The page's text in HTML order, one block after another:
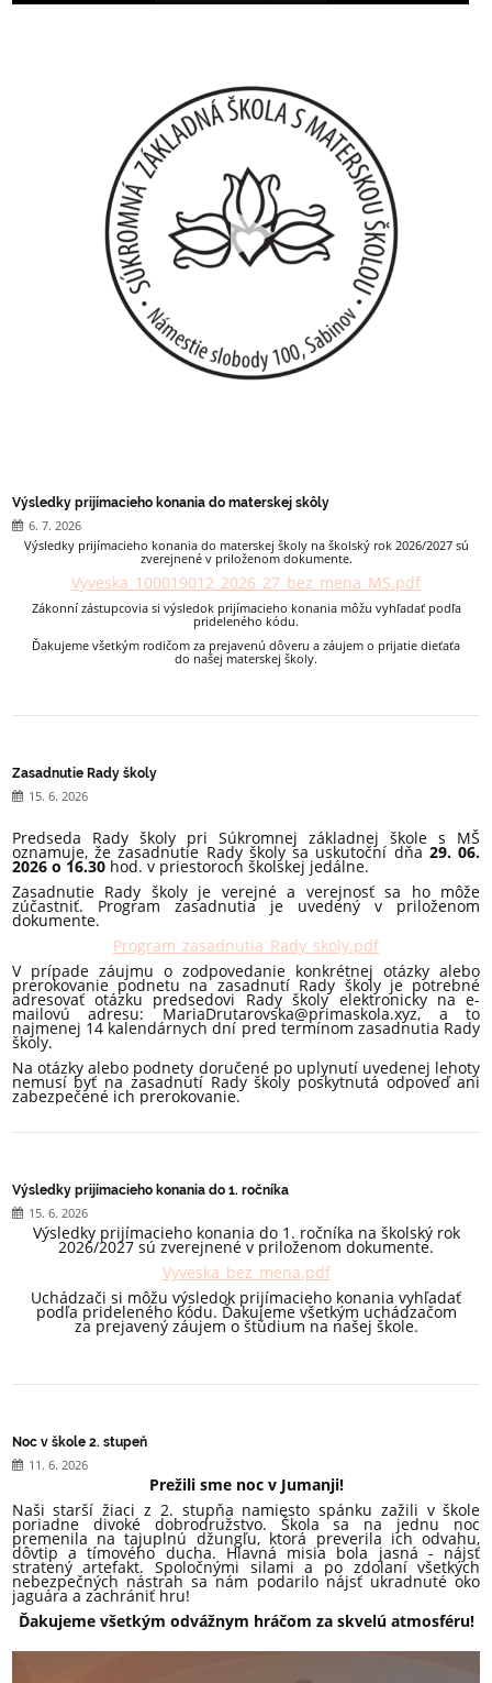
Výsledky prijímacieho konania do materskej skôly
6. 7. 2026
Výsledky prijímacieho konania do materskej školy na školský rok 2026/2027 sú
zverejnené v priloženom dokumente.
Vyveska_100019012_2026_27_bez_mena_MS.pdf
Zákonní zástupcovia si výsledok prijímacieho konania môžu vyhľadať podľa
prideleného kódu.
Ďakujeme všetkým rodičom za prejavenú dôveru a záujem o prijatie dieťaťa
do našej materskej školy.
Zasadnutie Rady školy
15. 6. 2026
Predseda Rady školy pri Súkromnej základnej škole s MŠ
oznamuje, že zasadnutie Rady školy sa uskutoční dňa29. 06.
2026 o 16.30hod. v priestoroch školskej jedálne.
Zasadnutie Rady školy je verejné a verejnosť sa ho môže
zúčastniť. Program zasadnutia je uvedený v priloženom
dokumente.
Program_zasadnutia_Rady_skoly.pdf
V prípade záujmu o zodpovedanie konkrétnej otázky alebo
prerokovanie podnetu na zasadnutí Rady školy je potrebné
adresovať otázku predsedovi Rady školy elektronicky na e-
mailovú adresu: MariaDrutarovska@primaskola.xyz, a to
najmenej 14 kalendárnych dní pred termínom zasadnutia Rady
školy.
Na otázky alebo podnety doručené po uplynutí uvedenej lehoty
nemusí byť na zasadnutí Rady školy poskytnutá odpoveď ani
zabezpečené ich prerokovanie.
Výsledky prijímacieho konania do 1. ročníka
15. 6. 2026
Výsledky prijímacieho konania do 1. ročníka na školský rok
2026/2027 sú zverejnené v priloženom dokumente.
Vyveska_bez_mena.pdf
Uchádzači si môžu výsledok prijímacieho konania vyhľadať
podľa prideleného kódu. Ďakujeme všetkým uchádzačom
za prejavený záujem o štúdium na našej škole.
Noc v škole 2. stupeň
11. 6. 2026
Prežili sme noc v Jumanji!
Naši starší žiaci z 2. stupňa namiesto spánku zažili v škole
poriadne divoké dobrodružstvo. Škola sa na jednu noc
premenila na tajuplnú džungľu, ktorá preverila ich odvahu,
dôvtip a tímového ducha. Hlavná misia bola jasná - nájsť
stratený artefakt. Spoločnými silami a po zdolaní všetkých
nebezpečných nástrah sa nám podarilo nájsť ukradnuté oko
jaguára a zachrániť hru!
Ďakujeme všetkým odvážnym hráčom za skvelú atmosféru!